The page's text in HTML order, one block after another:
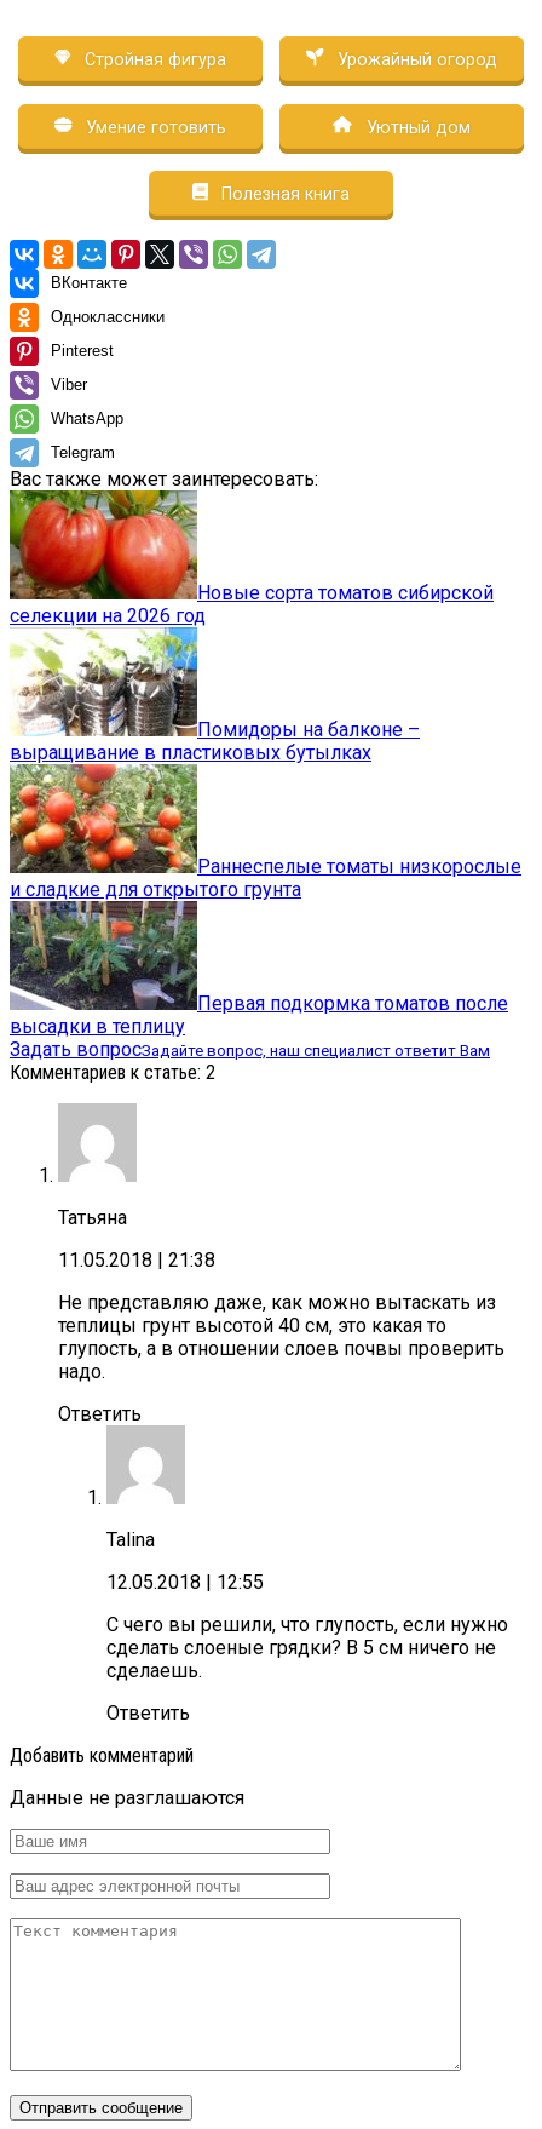
Стройная фигура Урожайный огород
Умение готовить Уютный дом
Полезная книга
ВКонтакте
Одноклассники
Pinterest
Viber
WhatsApp
Telegram
Вас также может заинтересовать:
Новые сорта томатов сибирской
селекции на 2026 год
Помидоры на балконе –
выращивание в пластиковых бутылках
Раннеспелые томаты низкорослые
и сладкие для открытого грунта
Первая подкормка томатов после
высадки в теплицу
Задать вопросЗадайте вопрос, наш специалист ответит Вам
Комментариев к статье: 2
Татьяна
11.05.2018
| 21:38
Не представляю даже, как можно вытаскать из
теплицы грунт высотой 40 см, это какая то
глупость, а в отношении слоев почвы проверить
надо.
Ответить
Talina
12.05.2018
| 12:55
С чего вы решили, что глупость, если нужно
сделать слоеные грядки? В 5 см ничего не
сделаешь.
Ответить
Добавить комментарий
Данные не разглашаются